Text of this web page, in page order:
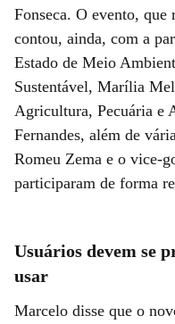
Fonseca. O evento, que
contou, ainda, com a
Estado de Meio
Sustentável, Marília
Agricultura, Pecuária e
Fernandes, além de
Romeu Zema e o vice-
participaram de forma
Usuários devem se
usar
Marcelo disse que o